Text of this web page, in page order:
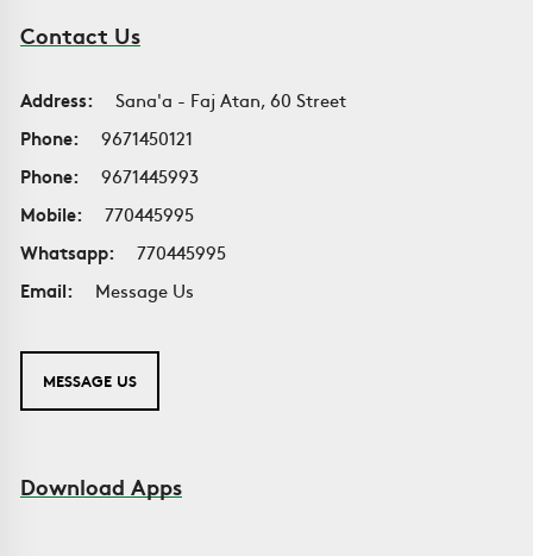
Contact Us
Address:
Sana'a - Faj Atan, 60 Street
Phone:
9671450121
Phone:
9671445993
Mobile:
770445995
Whatsapp:
770445995
Email:
Message Us
MESSAGE US
Download Apps